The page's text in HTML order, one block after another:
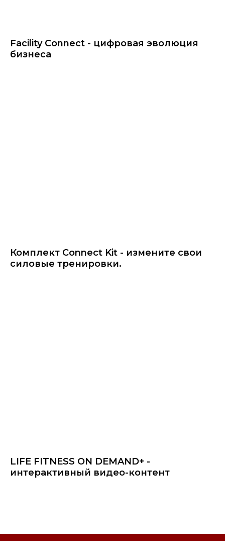
Facility Connect - цифровая эволюция
бизнеса
Комплект Connect Kit - измените свои
силовые тренировки.
LIFE FITNESS ON DEMAND+ -
интерактивный видео-контент